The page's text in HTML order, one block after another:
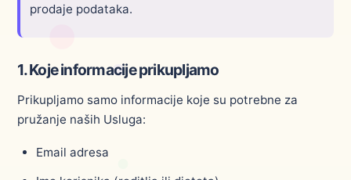
prodaje podataka.
1. Koje informacije prikupljamo
Prikupljamo samo informacije koje su potrebne za
pružanje naših Usluga:
Email adresa